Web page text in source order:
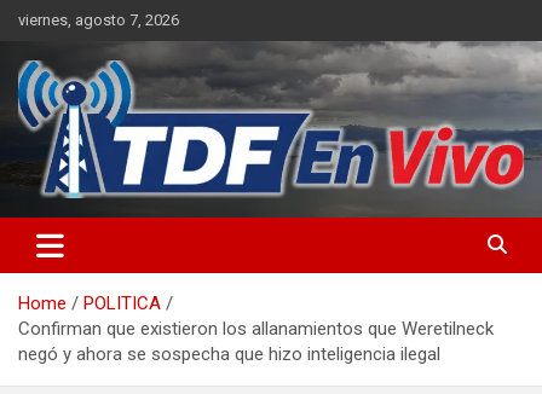
Skip
content
viernes, agosto 7, 2026
Home
POLITICA
Confirman que existieron los allanamientos que Weretilneck
negó y ahora se sospecha que hizo inteligencia ilegal